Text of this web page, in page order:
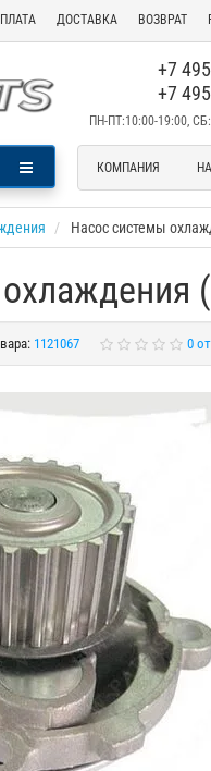
ДОСТАВКА ВОЗВРАТ
+7
+7
ПН-ПТ:10:00-19:00,
КОМПАНИЯ
Насос системы
1121067 0